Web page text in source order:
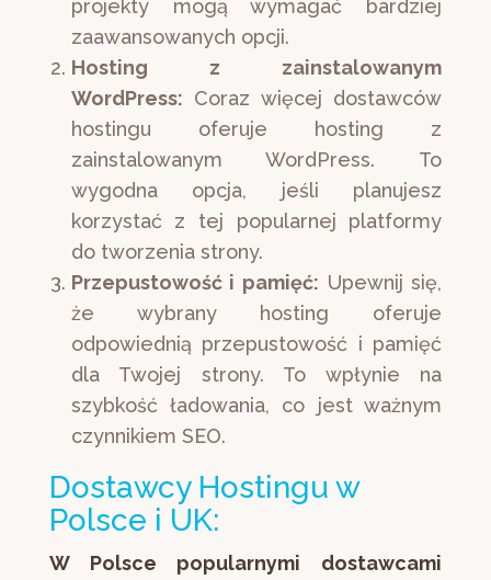
projekty mogą wymagać bardziej
zaawansowanych opcji.
Hosting z zainstalowanym
WordPress: Coraz więcej dostawców
hostingu oferuje hosting z
zainstalowanym WordPress. To
wygodna opcja, jeśli planujesz
korzystać z tej popularnej platformy
do tworzenia strony.
Przepustowość i pamięć: Upewnij się,
że wybrany hosting oferuje
odpowiednią przepustowość i pamięć
dla Twojej strony. To wpłynie na
szybkość ładowania, co jest ważnym
czynnikiem SEO.
Dostawcy Hostingu w
Polsce i UK:
W Polsce popularnymi dostawcami